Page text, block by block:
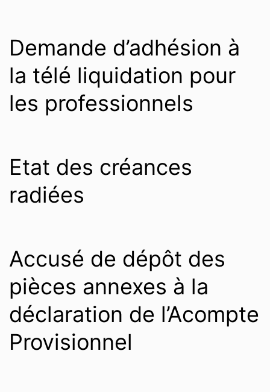
Demande d’adhésion à
la télé liquidation pour
les professionnels
Etat des créances
radiées
Accusé de dépôt des
pièces annexes à la
déclaration de l’Acompte
Provisionnel